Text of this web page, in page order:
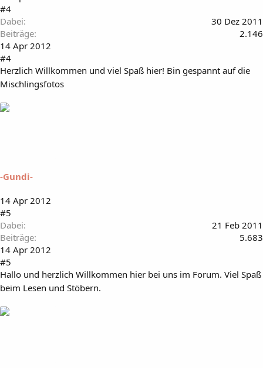
#4
Dabei
30 Dez 2011
Beiträge
2.146
14 Apr 2012
#4
Herzlich Willkommen und viel Spaß hier! Bin gespannt auf die
Mischlingsfotos
-Gundi-
14 Apr 2012
#5
Dabei
21 Feb 2011
Beiträge
5.683
14 Apr 2012
#5
Hallo und herzlich Willkommen hier bei uns im Forum. Viel Spaß
beim Lesen und Stöbern.